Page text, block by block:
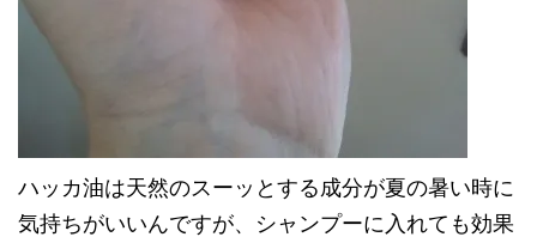
ハッカ油は天然のスーッとする成分が夏の暑い時に
気持ちがいいんですが、シャンプーに入れても効果